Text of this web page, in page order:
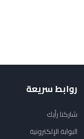
روابط سريعة
شاركنا رأيك
البوابة الإلكترونية